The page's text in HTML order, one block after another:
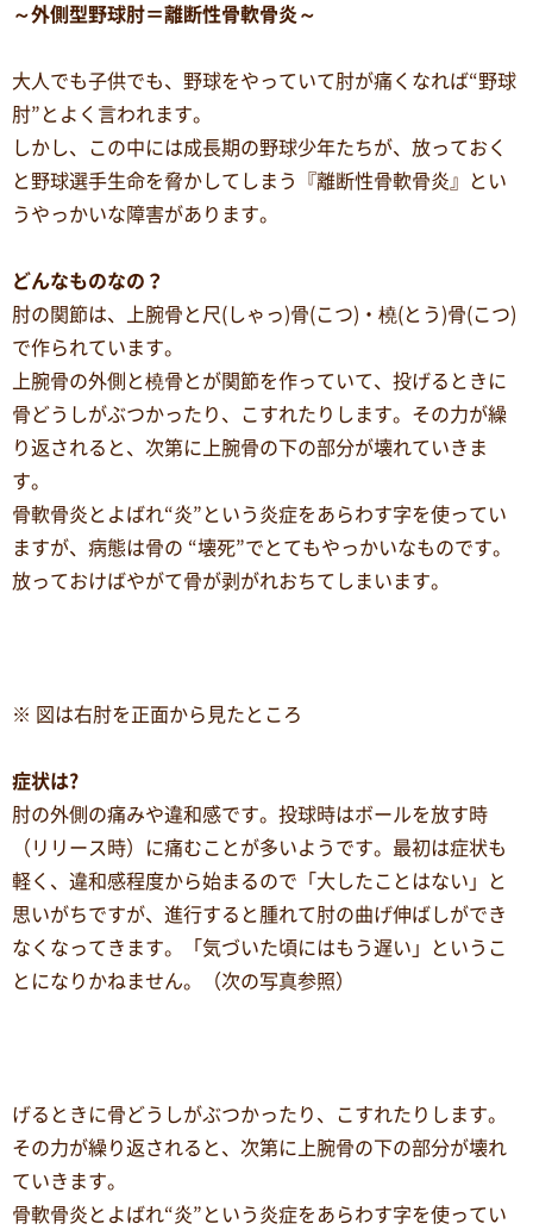
～外側型野球肘＝離断性骨軟骨炎～
大人でも子供でも、野球をやっていて肘が痛くなれば“野球
肘”とよく言われます。
しかし、この中には成長期の野球少年たちが、放っておく
と野球選手生命を脅かしてしまう『離断性骨軟骨炎』とい
うやっかいな障害があります。
どんなものなの？
肘の関節は、上腕骨と尺(しゃっ)骨(こつ)・橈(とう)骨(こつ)
で作られています。
上腕骨の外側と橈骨とが関節を作っていて、投げるときに
骨どうしがぶつかったり、こすれたりします。その力が繰
り返されると、次第に上腕骨の下の部分が壊れていきま
す。
骨軟骨炎とよばれ“炎”という炎症をあらわす字を使ってい
ますが、病態は骨の “壊死”でとてもやっかいなものです。
放っておけばやがて骨が剥がれおちてしまいます。
※ 図は右肘を正面から見たところ
症状は?
肘の外側の痛みや違和感です。投球時はボールを放す時
（リリース時）に痛むことが多いようです。最初は症状も
軽く、違和感程度から始まるので「大したことはない」と
思いがちですが、進行すると腫れて肘の曲げ伸ばしができ
なくなってきます。「気づいた頃にはもう遅い」というこ
とになりかねません。（次の写真参照）
げるときに骨どうしがぶつかったり、こすれたりします。
その力が繰り返されると、次第に上腕骨の下の部分が壊れ
ていきます。
骨軟骨炎とよばれ“炎”という炎症をあらわす字を使ってい